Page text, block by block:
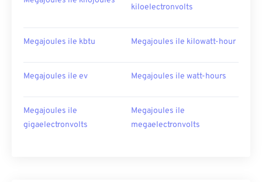
kiloelectronvolts
Megajoules ile kbtu Megajoules ile kilowatt-hour
Megajoules ile ev Megajoules ile watt-hours
Megajoules ile
gigaelectronvolts
Megajoules ile
megaelectronvolts